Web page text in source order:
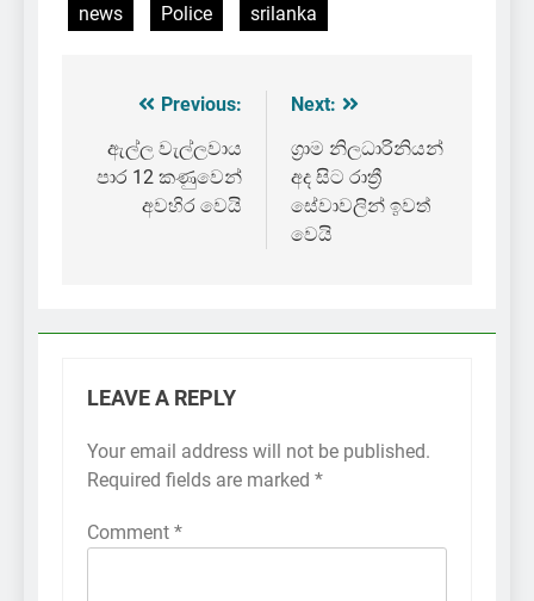
news
Police srilanka
Post
navigation
Previous:
ඇල්ල වැල්ලවාය
පාර 12 කණුවෙන්
අවහිර වෙයි
Next:
ග්‍රාම නිලධාරිනියන්
අද සිට රාත්‍රී
සේවාවලින් ඉවත්
වෙයි
LEAVE A REPLY
Your email address will not be published.
Required fields are marked *
Comment *